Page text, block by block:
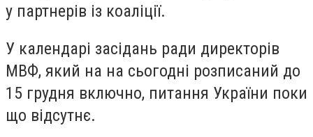
у партнерів із коаліції.
У календарі засідань ради директорів
МВФ, який на на сьогодні розписаний до
15 грудня включно, питання України поки
що відсутнє.